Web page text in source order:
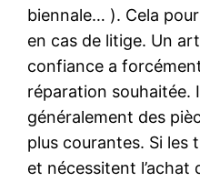
biennale… ). Cela
en cas de litige. Un
confiance a
réparation souhaitée.
généralement des
plus courantes. Si les
et nécessitent l’achat